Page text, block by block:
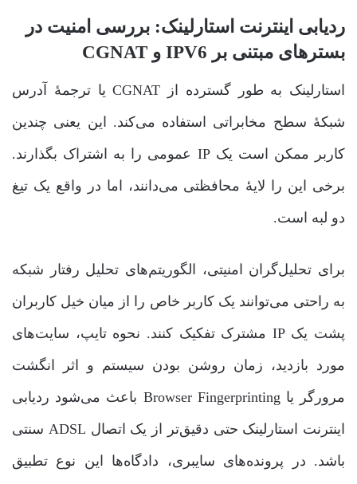
ردیابی اینترنت استارلینک: بررسی امنیت در
بسترهای مبتنی بر IPV6 و CGNAT
استارلینک به طور گسترده از CGNAT یا ترجمۀ آدرس
شبکۀ سطح مخابراتی استفاده می‌کند. این یعنی چندین
کاربر ممکن است یک IP عمومی را به اشتراک بگذارند.
برخی این را لایۀ محافظتی می‌دانند، اما در واقع یک تیغ
دو لبه است.
برای تحلیل‌گران امنیتی، الگوریتم‌های تحلیل رفتار شبکه
به راحتی می‌توانند یک کاربر خاص را از میان خیل کاربران
پشت یک IP مشترک تفکیک کنند. نحوه تایپ، سایت‌های
مورد بازدید، زمان روشن بودن سیستم و اثر انگشت
مرورگر یا Browser Fingerprinting باعث می‌شود ردیابی
اینترنت استارلینک حتی دقیق‌تر از یک اتصال ADSL سنتی
باشد. در پرونده‌های سایبری، دادگاه‌ها این نوع تطبیق